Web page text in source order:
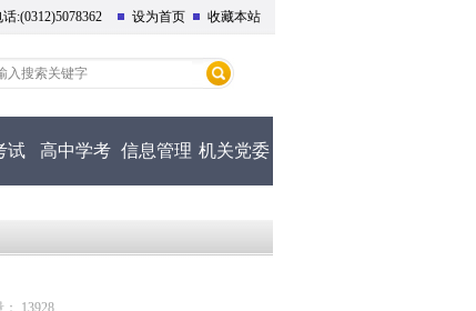
:(0312)5078362 设为首页 收藏本站
试 高中学考 信息管理 机关党委
13928